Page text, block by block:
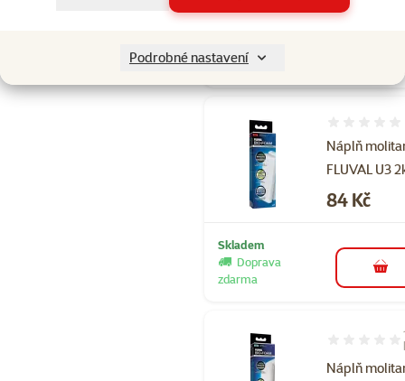
Podrobné nastavení
Skladem
Náplň
FLUVAL U3
Cena
84 Kč
Skladem
Doprava
zdarma
do
Náplň
Hodnocení